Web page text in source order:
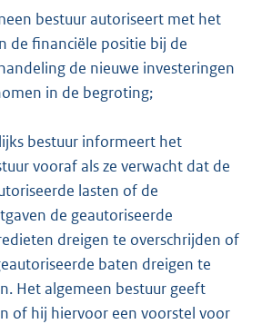
bestuur autoriseert met het
de financiële positie bij de
de nieuwe investeringen
in de begroting;
bestuur informeert het
vooraf als ze verwacht dat de
lasten of de
de geautoriseerde
dreigen te overschrijden of
baten dreigen te
Het algemeen bestuur geeft
of hij hiervoor een voorstel voor